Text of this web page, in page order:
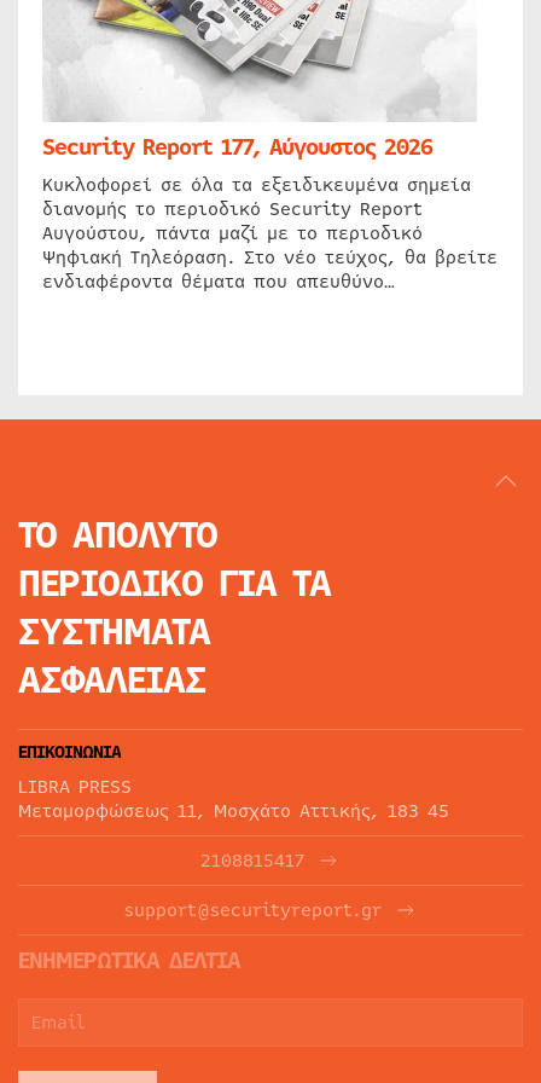
Security Report 177, Αύγουστος 2026
Κυκλοφορεί σε όλα τα εξειδικευμένα σημεία
διανομής το περιοδικό Security Report
Αυγούστου, πάντα μαζί με το περιοδικό
Ψηφιακή Τηλεόραση. Στο νέο τεύχος, θα βρείτε
ενδιαφέροντα θέματα που απευθύνο…
ΤΟ ΑΠΟΛΥΤΟ
ΠΕΡΙΟΔΙΚΟ ΓΙΑ ΤΑ
ΣΥΣΤΗΜΑΤΑ
ΑΣΦΑΛΕΙΑΣ
ΕΠΙΚΟΙΝΩΝΙΑ
LIBRA PRESS
Μεταμορφώσεως 11, Μοσχάτο Αττικής, 183 45
2108815417
support@securityreport.gr
ΕΝΗΜΕΡΩΤΙΚΑ ΔΕΛΤΙΑ